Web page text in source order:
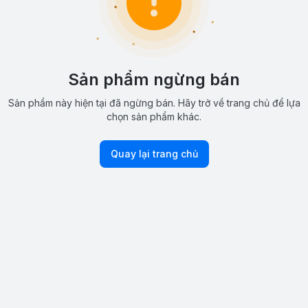
Sản phẩm ngừng bán
Sản phẩm này hiện tại đã ngừng bán. Hãy trở về trang chủ để lựa
chọn sản phẩm khác.
Quay lại trang chủ